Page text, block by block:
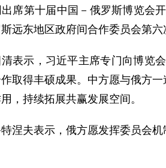
席第十届中国－俄罗斯博览会
远东地区政府间合作委员会第
表示，习近平主席专门向博览
取得丰硕成果。中方愿与俄方
，持续拓展共赢发展空间。
涅夫表示，俄方愿发挥委员会